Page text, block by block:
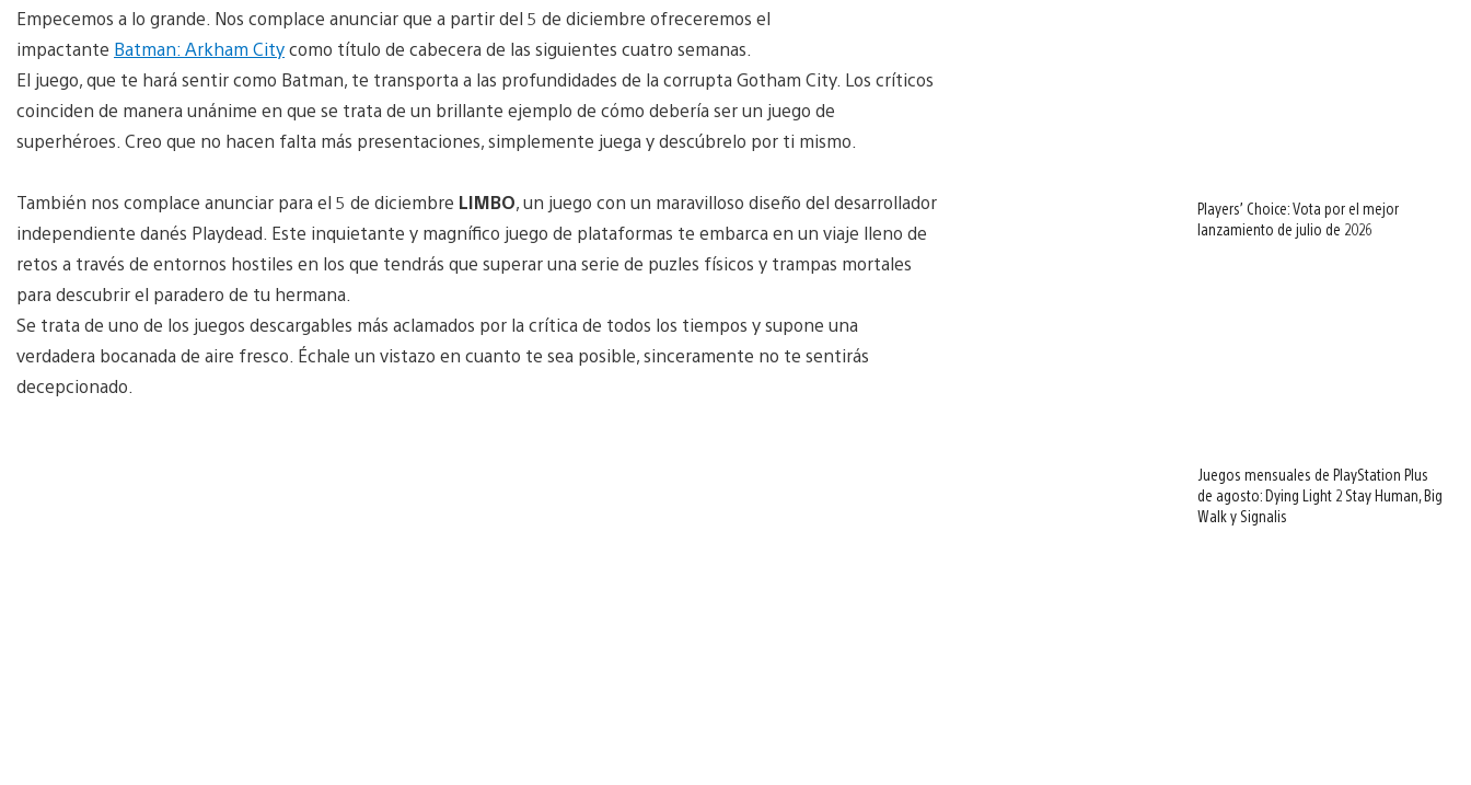
Empecemos a lo grande. Nos complace anunciar que a partir del 5 de diciembre ofreceremos el
impactante Batman: Arkham Citycomo título de cabecera de las siguientes cuatro semanas.
El juego, que te hará sentir como Batman, te transporta a las profundidades de la corrupta Gotham City. Los críticos
coinciden de manera unánime en que se trata de un brillante ejemplo de cómo debería ser un juego de
superhéroes. Creo que no hacen falta más presentaciones, simplemente juega y descúbrelo por ti mismo.
También nos complace anunciar para el 5 de diciembre LIMBO, un juego con un maravilloso diseño del desarrollador
independiente danés Playdead. Este inquietante y magnífico juego de plataformas te embarca en un viaje lleno de
retos a través de entornos hostiles en los que tendrás que superar una serie de puzles físicos y trampas mortales
para descubrir el paradero de tu hermana.
Se trata de uno de los juegos descargables más aclamados por la crítica de todos los tiempos y supone una
verdadera bocanada de aire fresco. Échale un vistazo en cuanto te sea posible, sinceramente no te sentirás
decepcionado.
Players’ Choice: Vota por el mejor
lanzamiento de julio de 2026
Juegos mensuales de PlayStation Plus
de agosto: Dying Light 2 Stay Human, Big
Walk y Signalis